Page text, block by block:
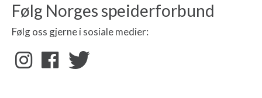
Følg Norges speiderforbund
Følg oss gjerne i sosiale medier: